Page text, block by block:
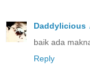
Daddylicious
baik ada
Reply